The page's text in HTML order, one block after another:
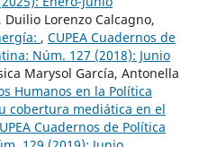
Lorenzo Calcagno,
, CUPEA Cuadernos de
Núm. 127 (2018): Junio
Marysol García, Antonella
Humanos en la Política
cobertura mediática en el
Cuadernos de Política